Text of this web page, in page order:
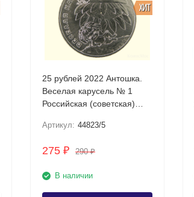
ХИТ
25 рублей 2022 Антошка.
Веселая карусель № 1
Российская (советская)
монета оптом
Артикул: 44823/5
275 ₽ 290₽
В наличии